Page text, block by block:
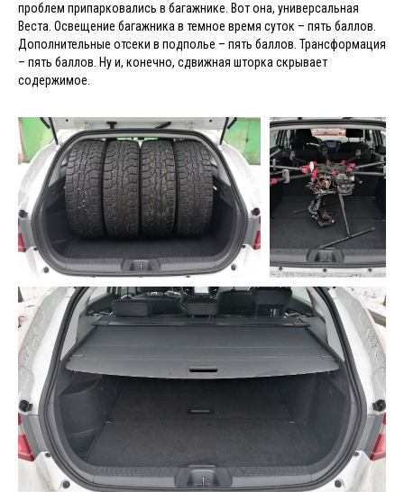
проблем припарковались в багажнике. Вот она, универсальная
Веста. Освещение багажника в темное время суток – пять баллов.
Дополнительные отсеки в подполье – пять баллов. Трансформация
– пять баллов. Ну и, конечно, сдвижная шторка скрывает
содержимое.